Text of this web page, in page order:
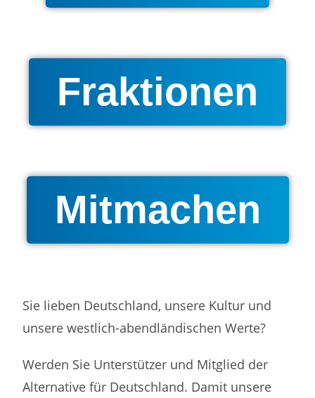
Fraktionen
Mitmachen
Sie lieben Deutschland, unsere Kultur und
unsere westlich-abendländischen Werte?
Werden Sie Unterstützer und Mitglied der
Alternative für Deutschland. Damit unsere